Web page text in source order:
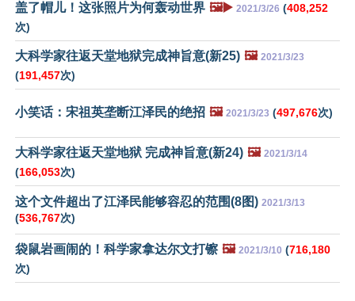
盖了帽儿！这张照片为何轰动世界 🖼️▶️ 2021/3/26 (408,252
次)
大科学家往返天堂地狱完成神旨意(新25) 🖼️ 2021/3/23
(191,457次)
小笑话：宋祖英垄断江泽民的绝招 🖼️ 2021/3/23 (497,676次)
大科学家往返天堂地狱 完成神旨意(新24) 🖼️ 2021/3/14
(166,053次)
这个文件超出了江泽民能够容忍的范围(8图) 2021/3/13
(536,767次)
袋鼠岩画闹的！科学家拿达尔文打镲 🖼️ 2021/3/10 (716,180
次)